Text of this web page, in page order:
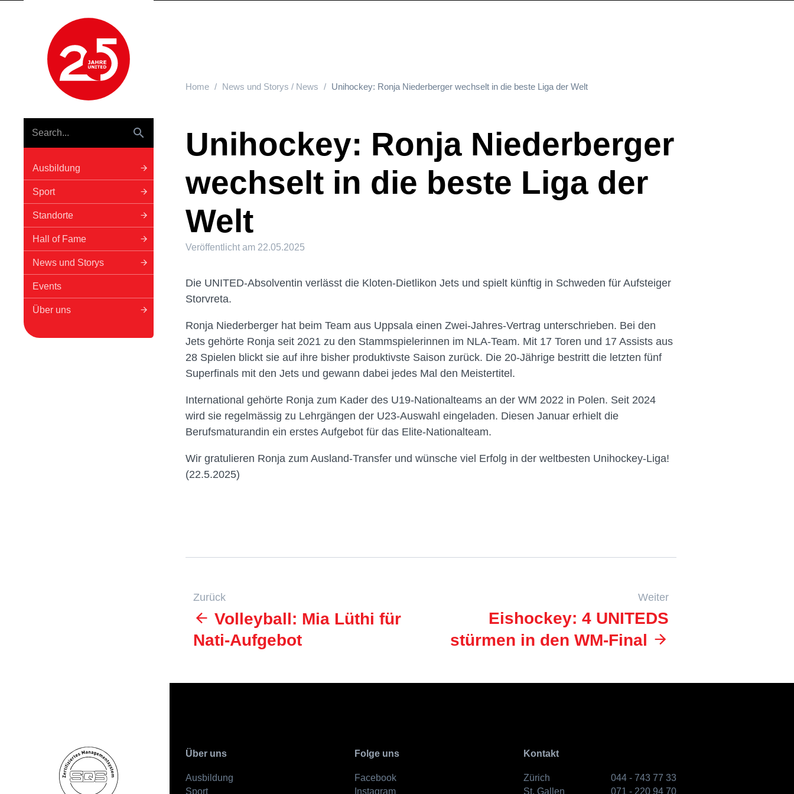
Hauptnavigation
Ausbildung
Sport
Standorte
Hall of Fame
News und Storys
Events
Über uns
Home News und Storys / News Unihockey: Ronja Niederberger wechselt in die beste Liga der Welt
Unihockey: Ronja Niederberger
wechselt in die beste Liga der
Welt
Veröffentlicht am 22.05.2025
Die UNITED-Absolventin verlässt die Kloten-Dietlikon Jets und spielt künftig in Schweden für Aufsteiger
Storvreta.
Ronja Niederberger hat beim Team aus Uppsala einen Zwei-Jahres-Vertrag unterschrieben. Bei den
Jets gehörte Ronja seit 2021 zu den Stammspielerinnen im NLA-Team. Mit 17 Toren und 17 Assists aus
28 Spielen blickt sie auf ihre bisher produktivste Saison zurück. Die 20-Jährige bestritt die letzten fünf
Superfinals mit den Jets und gewann dabei jedes Mal den Meistertitel.
International gehörte Ronja zum Kader des U19-Nationalteams an der WM 2022 in Polen. Seit 2024
wird sie regelmässig zu Lehrgängen der U23-Auswahl eingeladen. Diesen Januar erhielt die
Berufsmaturandin ein erstes Aufgebot für das Elite-Nationalteam.
Wir gratulieren Ronja zum Ausland-Transfer und wünsche viel Erfolg in der weltbesten Unihockey-Liga!
(22.5.2025)
Zurück
Volleyball: Mia Lüthi für
Nati-Aufgebot
Weiter
Eishockey: 4 UNITEDS
stürmen in den WM-Final
Über uns
Ausbildung
Sport
Folge uns
Facebook
Instagram
Kontakt
Zürich
044 - 743 77 33
St. Gallen
071 - 220 94 70